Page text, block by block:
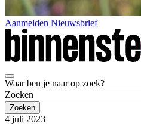
Aanmelden Nieuwsbrief
Waar ben je naar op zoek?
Zoeken
4 juli 2023